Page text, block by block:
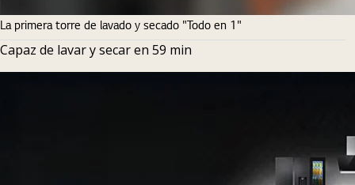
La primera torre de lavado y secado "Todo en 1"
Capaz de lavar y secar en 59 min